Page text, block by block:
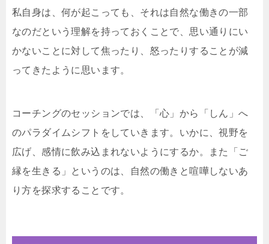
私自身は、何が起こっても、それは自然な働きの一部
なのだという理解を持っておくことで、思い通りにい
かないことに対して焦ったり、怒ったりすることが減
ってきたように思います。
コーチングのセッションでは、「心」から「しん」へ
のパラダイムシフトをしていきます。いかに、視野を
広げ、感情に飲み込まれないようにするか。また「ご
縁を生きる」というのは、自然の働きと喧嘩しないあ
り方を探求することです。